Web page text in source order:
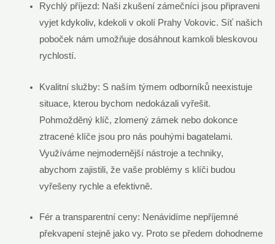
Rychlý příjezd: Naši ⁤zkušení zámečníci jsou připraveni
vyjet kdykoliv, kdekoli v okolí Prahy Vokovic.⁢ Síť našich
poboček nám umožňuje dosáhnout ​kamkoli bleskovou
rychlostí.
Kvalitní služby: S naším‍ týmem odborníků neexistuje
situace, kterou bychom⁢ nedokázali vyřešit.
Pohmožděný klíč, ⁣zlomený zámek nebo dokonce
ztracené⁤ klíče ⁣jsou⁤ pro nás pouhými bagatelami.
⁤Využíváme nejmodernější nástroje a techniky,
abychom ​zajistili, že vaše problémy s ⁣klíči budou‍
vyřešeny rychle a efektivně.
Fér⁢ a transparentní ceny: Nenávidíme nepříjemné
překvapení ‍stejně⁣ jako vy. Proto se⁢ předem dohodneme